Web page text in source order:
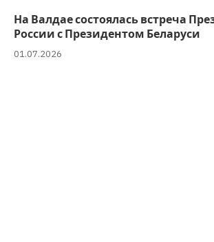
На Валдае состоялась встреча
России с Президентом Беларуси
01.07.2026